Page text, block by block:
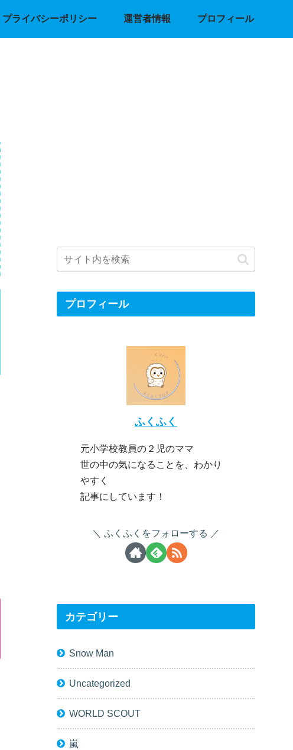
プライバシーポリシー 運営者情報 プロフィール
プロフィール
ふくふく
元小学校教員の２児のママ
世の中の気になることを、わかり
やすく
記事にしています！
ふくふくをフォローする
カテゴリー
Snow Man
Uncategorized
WORLD SCOUT
嵐